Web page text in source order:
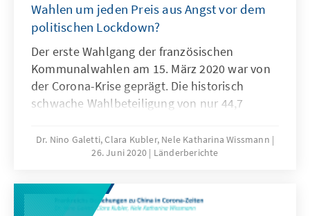
Wahlen um jeden Preis aus Angst vor dem
politischen Lockdown?
Der erste Wahlgang der französischen
Kommunalwahlen am 15. März 2020 war von
der Corona-Krise geprägt. Die historisch
schwache Wahlbeteiligung von nur 44,7
März vorgesehene zweite Wahlgang auf Mitte
Juni verschoben wurde, sorgte für große
Wahlgangs. Über die klassischen
kommunalen Wahlkampfthemen hinaus,
Dr. Nino Galetti, Clara Kubler, Nele Katharina Wissmann
26. Juni 2020
Länderberichte